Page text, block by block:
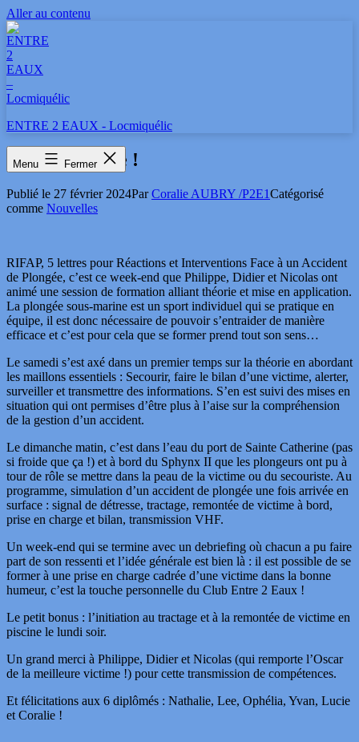
Aller au contenu
ENTRE 2 EAUX - Locmiquélic
Menu Fermer
RIFAP en folie !
Publié le 27 février 2024ParCoralie AUBRY /P2E1Catégorisé
comme Nouvelles
RIFAP, 5 lettres pour Réactions et Interventions Face à un Accident
de Plongée, c’est ce week-end que Philippe, Didier et Nicolas ont
animé une session de formation alliant théorie et mise en application.
La plongée sous-marine est un sport individuel qui se pratique en
équipe, il est donc nécessaire de pouvoir s’entraider de manière
efficace et c’est pour cela que se former prend tout son sens…
Le samedi s’est axé dans un premier temps sur la théorie en abordant
les maillons essentiels : Secourir, faire le bilan d’une victime, alerter,
surveiller et transmettre des informations. S’en est suivi des mises en
situation qui ont permises d’être plus à l’aise sur la compréhension
de la gestion d’un accident.
Le dimanche matin, c’est dans l’eau du port de Sainte Catherine (pas
si froide que ça !) et à bord du Sphynx II que les plongeurs ont pu à
tour de rôle se mettre dans la peau de la victime ou du secouriste. Au
programme, simulation d’un accident de plongée une fois arrivée en
surface : signal de détresse, tractage, remontée de victime à bord,
prise en charge et bilan, transmission VHF.
Un week-end qui se termine avec un debriefing où chacun a pu faire
part de son ressenti et l’idée générale est bien là : il est possible de se
former à une prise en charge cadrée d’une victime dans la bonne
humeur, c’est la touche personnelle du Club Entre 2 Eaux !
Le petit bonus : l’initiation au tractage et à la remontée de victime en
piscine le lundi soir.
Un grand merci à Philippe, Didier et Nicolas (qui remporte l’Oscar
de la meilleure victime !) pour cette transmission de compétences.
Et félicitations aux 6 diplômés : Nathalie, Lee, Ophélia, Yvan, Lucie
et Coralie !